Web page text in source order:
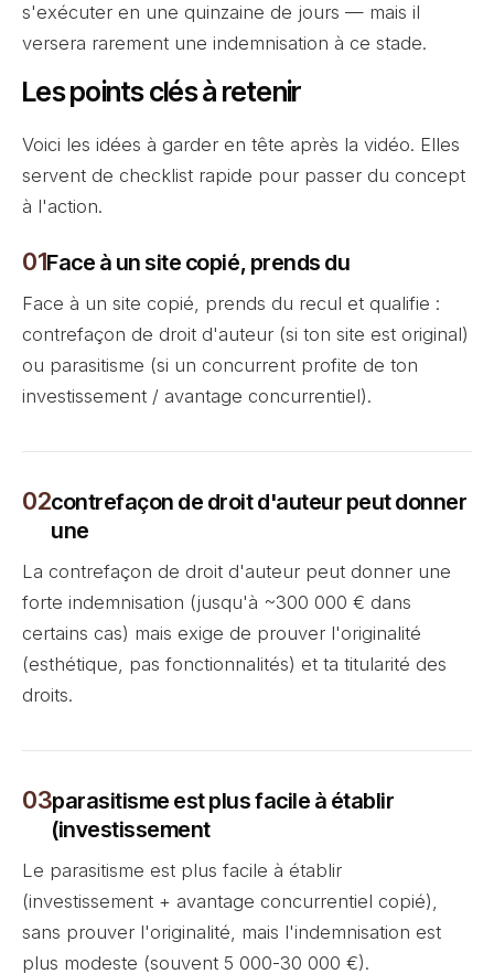
s'exécuter en une quinzaine de jours — mais il
versera rarement une indemnisation à ce stade.
Les points clés à retenir
Voici les idées à garder en tête après la vidéo. Elles
servent de checklist rapide pour passer du concept
à l'action.
Face à un site copié, prends du
Face à un site copié, prends du recul et qualifie :
contrefaçon de droit d'auteur (si ton site est original)
ou parasitisme (si un concurrent profite de ton
investissement / avantage concurrentiel).
contrefaçon de droit d'auteur peut donner
une
La contrefaçon de droit d'auteur peut donner une
forte indemnisation (jusqu'à ~300 000 € dans
certains cas) mais exige de prouver l'originalité
(esthétique, pas fonctionnalités) et ta titularité des
droits.
parasitisme est plus facile à établir
(investissement
Le parasitisme est plus facile à établir
(investissement + avantage concurrentiel copié),
sans prouver l'originalité, mais l'indemnisation est
plus modeste (souvent 5 000-30 000 €).